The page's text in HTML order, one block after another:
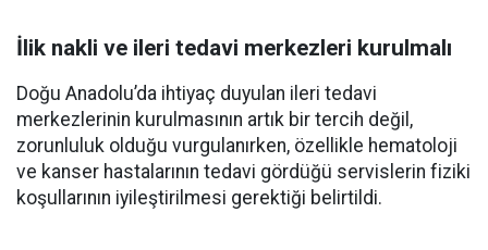
İlik nakli ve ileri tedavi merkezleri kurulmalı
Doğu Anadolu’da ihtiyaç duyulan ileri tedavi
merkezlerinin kurulmasının artık bir tercih değil,
zorunluluk olduğu vurgulanırken, özellikle hematoloji
ve kanser hastalarının tedavi gördüğü servislerin fiziki
koşullarının iyileştirilmesi gerektiği belirtildi.